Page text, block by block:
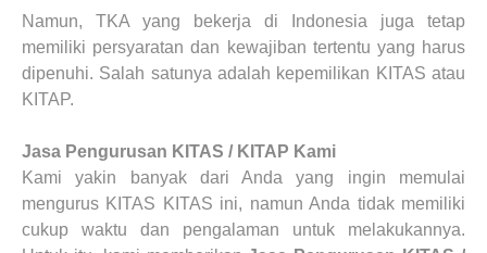
Namun, TKA yang bekerja di Indonesia juga tetap
memiliki persyaratan dan kewajiban tertentu yang harus
dipenuhi. Salah satunya adalah kepemilikan KITAS atau
KITAP.
Jasa Pengurusan KITAS / KITAP Kami
Kami yakin banyak dari Anda yang ingin memulai
mengurus KITAS KITAS ini, namun Anda tidak memiliki
cukup waktu dan pengalaman untuk melakukannya.